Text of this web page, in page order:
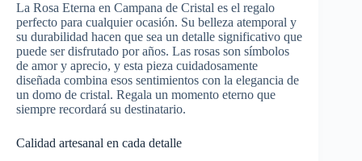
La Rosa Eterna en Campana de Cristal es el regalo
perfecto para cualquier ocasión. Su belleza atemporal y
su durabilidad hacen que sea un detalle significativo que
puede ser disfrutado por años. Las rosas son símbolos
de amor y aprecio, y esta pieza cuidadosamente
diseñada combina esos sentimientos con la elegancia de
un domo de cristal. Regala un momento eterno que
siempre recordará su destinatario.
Calidad artesanal en cada detalle